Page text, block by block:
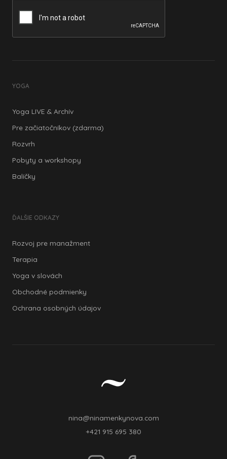
YOGA
Yoga LIVE & Archív
Pre začiatočníkov (zdarma)
Rozvrh
Pobyty a workshopy
Balíčky
ĎALŠIE ODKAZY
Rozvoj pre manažment
Terapia
Yoga v slovách
Obchodné podmienky
Ochrana osobných údajov
nina@ninamenkynova.com
+421 915 695 380